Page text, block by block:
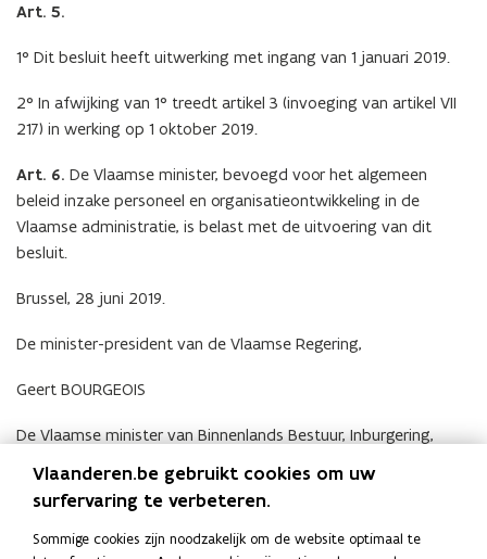
e
s
n
d
o
i
v
s
n
d
o
i
v
Art. 5.
1° Dit besluit heeft uitwerking met ingang van 1 januari 2019.
2° In afwijking van 1° treedt artikel 3 (invoeging van artikel VII
217) in werking op 1 oktober 2019.
Art. 6. De Vlaamse minister, bevoegd voor het algemeen
beleid inzake personeel en organisatieontwikkeling in de
Vlaamse administratie, is belast met de uitvoering van dit
besluit.
Brussel, 28 juni 2019.
De minister-president van de Vlaamse Regering,
Geert BOURGEOIS
De Vlaamse minister van Binnenlands Bestuur, Inburgering,
Liesbeth HOMANS
Vlaanderen.be gebruikt cookies om uw
surfervaring te verbeteren.
Sommige cookies zijn noodzakelijk om de website optimaal te